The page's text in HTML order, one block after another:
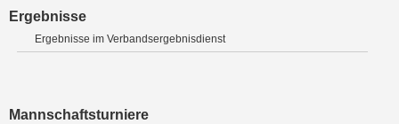
Ergebnisse
Ergebnisse im Verbandsergebnisdienst
Mannschaftsturniere